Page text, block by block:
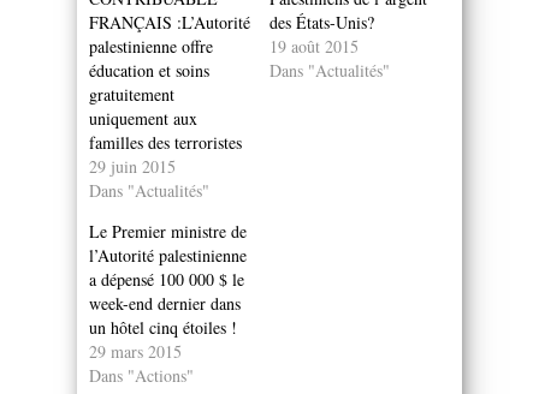
FRANÇAIS :L’Autorité
palestinienne offre
éducation et soins
gratuitement
uniquement aux
familles des terroristes
29 juin 2015
Dans "Actualités"
des États-Unis?
19 août 2015
Dans "Actualités"
Le Premier ministre de
l’Autorité palestinienne
a dépensé 100 000 $ le
week-end dernier dans
un hôtel cinq étoiles !
29 mars 2015
Dans "Actions"